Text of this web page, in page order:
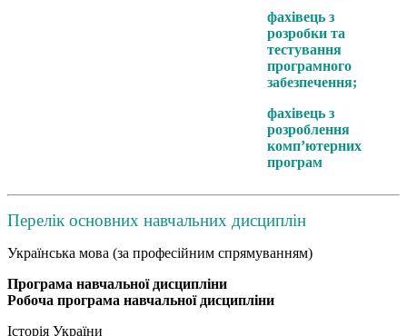
фахівець з
розробки та
тестування
програмного
забезпечення;
фахівець з
розроблення
комп’ютерних
програм
Перелік основних навчальних дисциплін
Українська мова (за професійним спрямуванням)
Програма навчальної дисципліни
Робоча програма навчальної дисципліни
Історія України